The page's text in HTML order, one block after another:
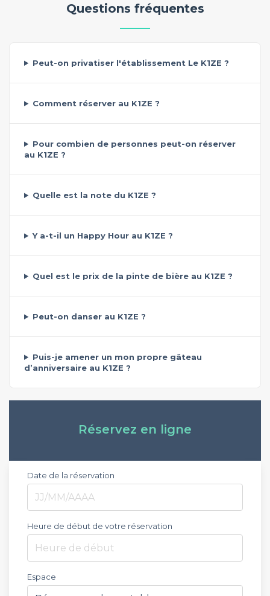
Questions fréquentes
Peut-on privatiser l'établissement Le K1ZE ?
Comment réserver au K1ZE ?
Pour combien de personnes peut-on réserver
au K1ZE ?
Quelle est la note du K1ZE ?
Y a-t-il un Happy Hour au K1ZE ?
Quel est le prix de la pinte de bière au K1ZE ?
Peut-on danser au K1ZE ?
Puis-je amener un mon propre gâteau
d’anniversaire au K1ZE ?
Réservez en ligne
Date de la réservation
Heure de début de votre réservation
Heure de début
Espace